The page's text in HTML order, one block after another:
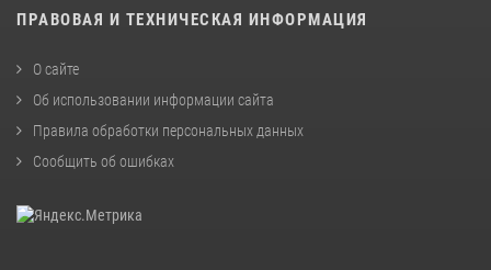
ПРАВОВАЯ И ТЕХНИЧЕСКАЯ ИНФОРМАЦИЯ
О сайте
Об использовании информации сайта
Правила обработки персональных данных
Сообщить об ошибках